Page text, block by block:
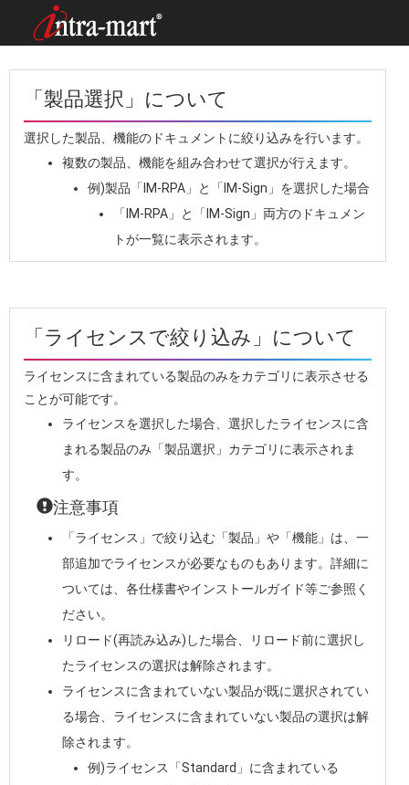
「製品選択」について
選択した製品、機能のドキュメントに絞り込みを行います。
複数の製品、機能を組み合わせて選択が行えます。
例)製品「IM-RPA」と「IM-Sign」を選択した場合
「IM-RPA」と「IM-Sign」両方のドキュメン
トが一覧に表示されます。
「ライセンスで絞り込み」について
ライセンスに含まれている製品のみをカテゴリに表示させる
ことが可能です。
ライセンスを選択した場合、選択したライセンスに含
まれる製品のみ「製品選択」カテゴリに表示されま
す。
注意事項
「ライセンス」で絞り込む「製品」や「機能」は、一
部追加でライセンスが必要なものもあります。詳細に
ついては、各仕様書やインストールガイド等ご参照く
ださい。
リロード(再読み込み)した場合、リロード前に選択し
たライセンスの選択は解除されます。
ライセンスに含まれていない製品が既に選択されてい
る場合、ライセンスに含まれていない製品の選択は解
除されます。
例)ライセンス「Standard」に含まれている